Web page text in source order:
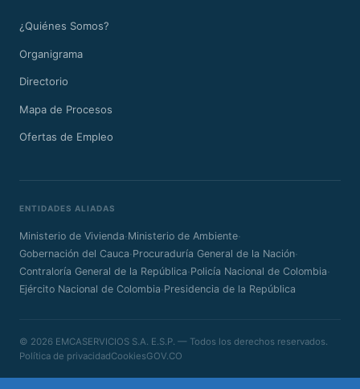
¿Quiénes Somos?
Organigrama
Directorio
Mapa de Procesos
Ofertas de Empleo
ENTIDADES ALIADAS
Ministerio de Vivienda·Ministerio de Ambiente·
Gobernación del Cauca·Procuraduría General de la Nación·
Contraloría General de la República·Policía Nacional de Colombia·
Ejército Nacional de Colombia·Presidencia de la República
© 2026 EMCASERVICIOS S.A. E.S.P. — Todos los derechos reservados.
Política de privacidadCookiesGOV.CO